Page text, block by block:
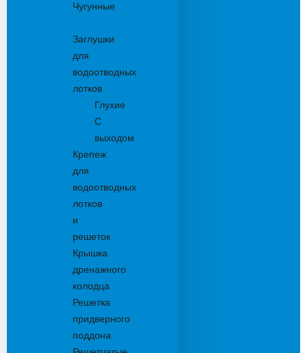
Чугунные
Заглушки
для
водоотводных
лотков
Глухие
С
выходом
Крепеж
для
водоотводных
лотков
и
решеток
Крышка
дренажного
колодца
Решетка
придверного
поддона